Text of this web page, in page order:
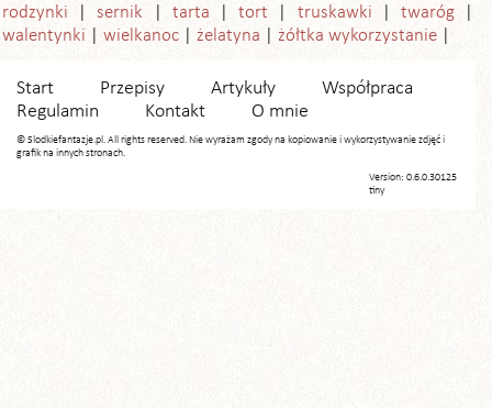
rodzynki
sernik tarta tort truskawki
twaróg
walentynki
wielkanoc żelatyna żółtka wykorzystanie
Start Przepisy Artykuły
Współpraca
Regulamin
Kontakt O mnie
© Slodkiefantazje.pl. All rights reserved. Nie wyrażam zgody na kopiowanie i wykorzystywanie zdjęć i
grafik na innych stronach.
Version: 0.6.0.30125
tiny